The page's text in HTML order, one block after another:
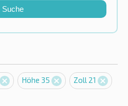
Suche
Höhe 35 Zoll 21